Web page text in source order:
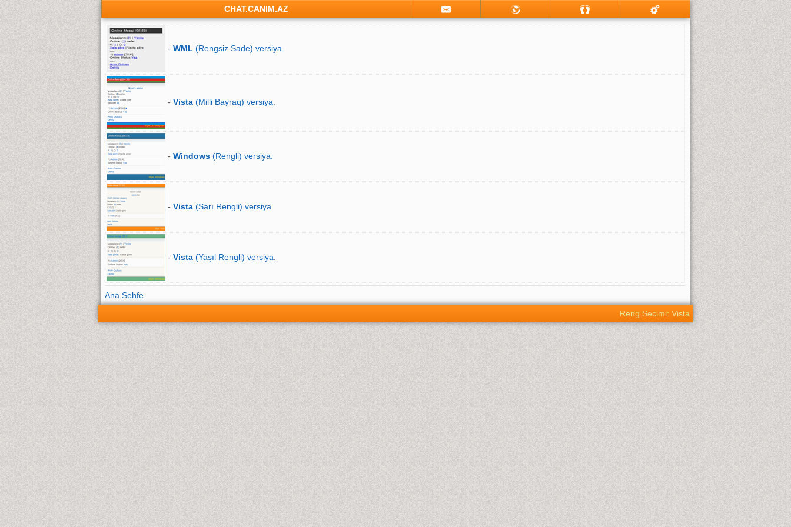
CHAT.CANIM.AZ
- WML (Rengsiz Sade) versiya.
- Vista (Milli Bayraq) versiya.
- Windows (Rengli) versiya.
- Vista (Sarı Rengli) versiya.
- Vista (Yaşıl Rengli) versiya.
Ana Sehfe
Reng Secimi: Vista